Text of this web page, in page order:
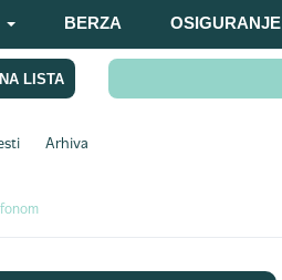
BERZA OSIGURANJE
LISTA
Arhiva